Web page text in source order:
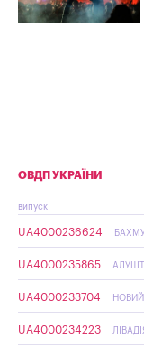
ОВДП УКРАЇНИ
випуск
UA4000236624
UA4000235865
UA4000233704 НОВИЙ
UA4000234223